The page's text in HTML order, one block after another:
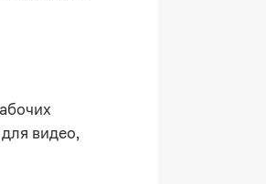
видео,